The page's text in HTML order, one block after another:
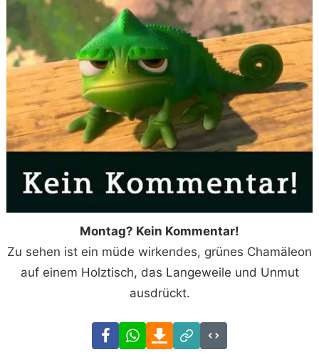
Montag? Kein Kommentar!
Zu sehen ist ein müde wirkendes, grünes Chamäleon
auf einem Holztisch, das Langeweile und Unmut
ausdrückt.
FacebookWhatsAppDownload
Link
Code